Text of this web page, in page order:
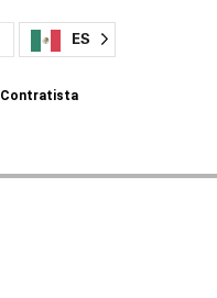
ES
Contratista